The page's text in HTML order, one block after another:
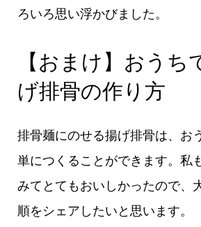
ろいろ思い浮かびました。
【おまけ】おうち
げ排骨の作り方
排骨麺にのせる揚げ排骨は、お
単につくることができます。私
みてとてもおいしかったので、
順をシェアしたいと思います。